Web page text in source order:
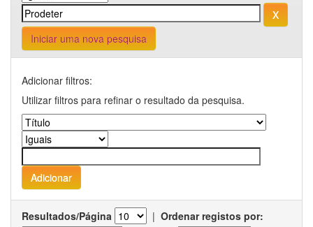
Iniciar uma nova pesquisa
Adicionar filtros:
Utilizar filtros para refinar o resultado da pesquisa.
Resultados/Página | Ordenar registos por: